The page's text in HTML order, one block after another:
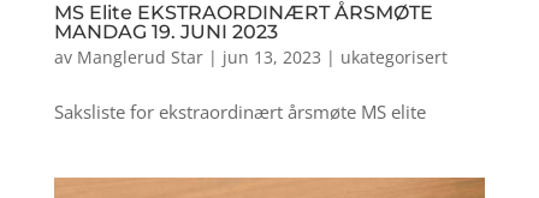
MS Elite EKSTRAORDINÆRT ÅRSMØTE
MANDAG 19. JUNI 2023
av Manglerud Star| jun 13, 2023 | ukategorisert
Saksliste for ekstraordinært årsmøte MS elite